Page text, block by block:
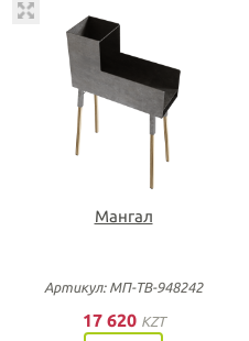
Мангал
Артикул: МП-ТВ-948242
17 620 KZT